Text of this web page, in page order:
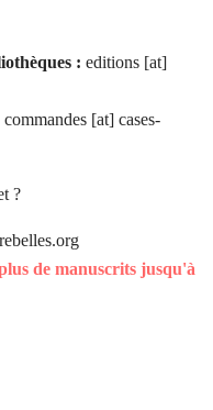
: editions [at]
commandes [at] cases-
?
de manuscrits jusqu'à